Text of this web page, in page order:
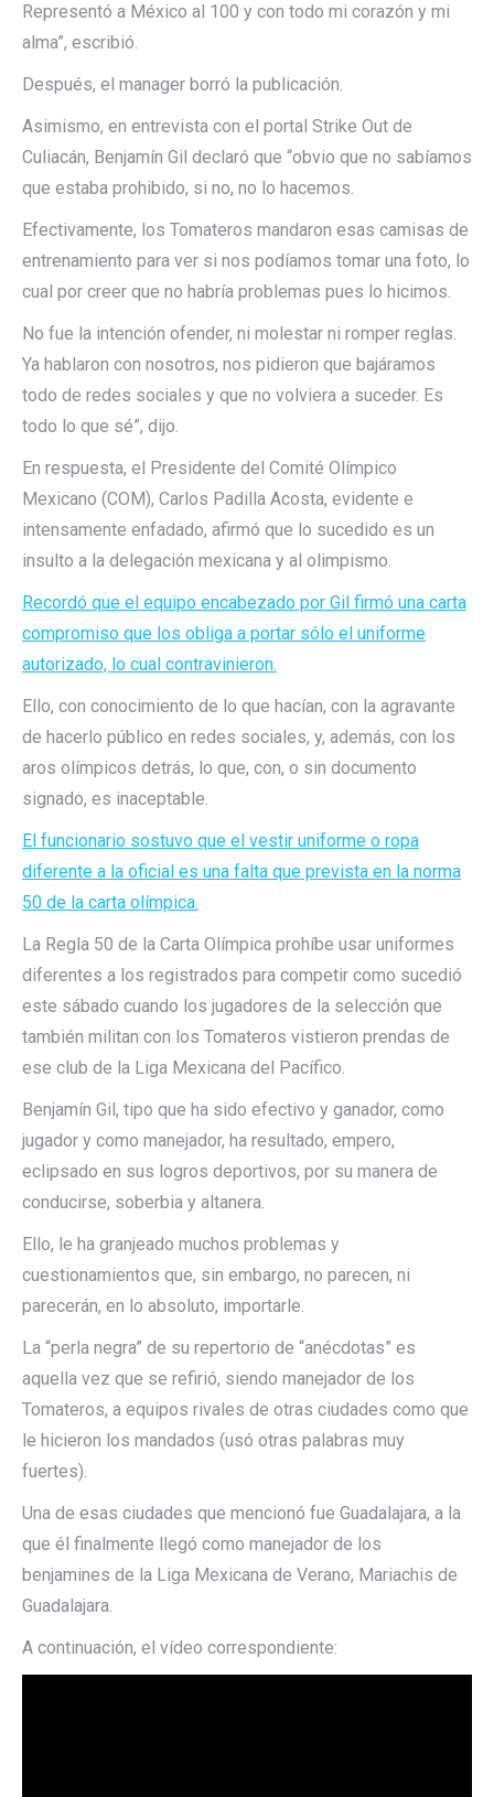
Representó a México al 100 y con todo mi corazón y mi
alma”, escribió.
Después, el manager borró la publicación.
Asimismo, en entrevista con el portal Strike Out de
Culiacán, Benjamín Gil declaró que “obvio que no sabíamos
que estaba prohibido, si no, no lo hacemos.
Efectivamente, los Tomateros mandaron esas camisas de
entrenamiento para ver si nos podíamos tomar una foto, lo
cual por creer que no habría problemas pues lo hicimos.
No fue la intención ofender, ni molestar ni romper reglas.
Ya hablaron con nosotros, nos pidieron que bajáramos
todo de redes sociales y que no volviera a suceder. Es
todo lo que sé”, dijo.
En respuesta, el Presidente del Comité Olímpico
Mexicano (COM), Carlos Padilla Acosta, evidente e
intensamente enfadado, afirmó que lo sucedido es un
insulto a la delegación mexicana y al olimpismo.
Recordó que el equipo encabezado por Gil firmó una carta
compromiso que los obliga a portar sólo el uniforme
autorizado, lo cual contravinieron.
Ello, con conocimiento de lo que hacían, con la agravante
de hacerlo público en redes sociales, y, además, con los
aros olímpicos detrás, lo que, con, o sin documento
signado, es inaceptable.
El funcionario sostuvo que el vestir uniforme o ropa
diferente a la oficial es una falta que prevista en la norma
50 de la carta olímpica.
La Regla 50 de la Carta Olímpica prohíbe usar uniformes
diferentes a los registrados para competir como sucedió
este sábado cuando los jugadores de la selección que
también militan con los Tomateros vistieron prendas de
ese club de la Liga Mexicana del Pacífico.
Benjamín Gil, tipo que ha sido efectivo y ganador, como
jugador y como manejador, ha resultado, empero,
eclipsado en sus logros deportivos, por su manera de
conducirse, soberbia y altanera.
Ello, le ha granjeado muchos problemas y
cuestionamientos que, sin embargo, no parecen, ni
parecerán, en lo absoluto, importarle.
La “perla negra” de su repertorio de “anécdotas” es
aquella vez que se refirió, siendo manejador de los
Tomateros, a equipos rivales de otras ciudades como que
le hicieron los mandados (usó otras palabras muy
fuertes).
Una de esas ciudades que mencionó fue Guadalajara, a la
que él finalmente llegó como manejador de los
benjamines de la Liga Mexicana de Verano, Mariachis de
Guadalajara.
A continuación, el vídeo correspondiente: